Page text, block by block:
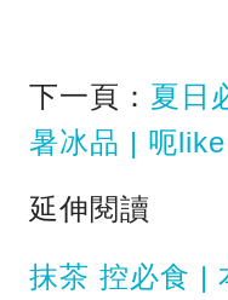
下一頁： 夏日
暑冰品 | 呃
延伸閱讀
抹茶 控必食 |